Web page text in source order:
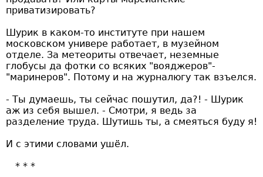
приватизировать?
Шурик в каком-то институте при нашем
московском универе работает, в музейном
отделе. За метеориты отвечает, неземные
глобусы да фотки со всяких "вояджеров"-
"маринеров". Потому и на журналюгу так взъелся.
- Ты думаешь, ты сейчас пошутил, да?! - Шурик
аж из себя вышел. - Смотри, я ведь за
разделение труда. Шутишь ты, а смеяться буду я!
И с этими словами ушёл.